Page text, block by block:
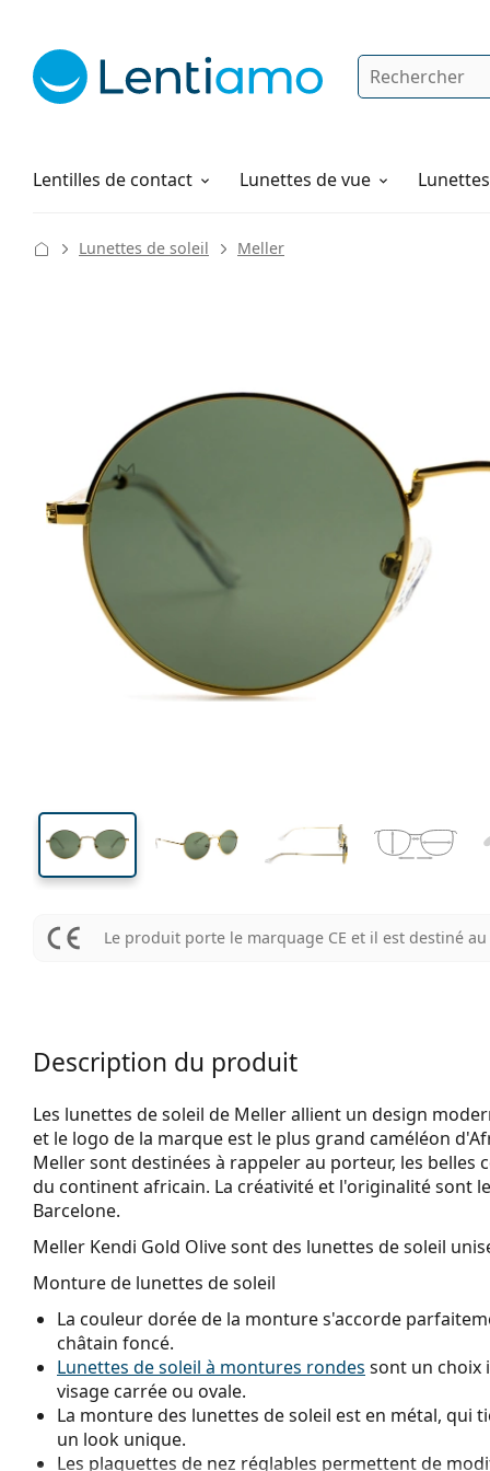
Rechercher
Lentilles de contact
Solutions Lunettes de vue
Comment commander
Lunettes de soleil Meller
Largeur des verres
43 mm
Largeur des verres
46 mm
Largeur des verres
des verres
Le produit porte le marquage CE et il est destiné
Description du produit
Les lunettes de soleil de Meller allient un design
et le logo de la marque est le plus grand caméléon
Meller sont destinées à rappeler au porteur, les belles
du continent africain. La créativité et l'originalité sont
Barcelone.
Meller Kendi Gold Olivesont des lunettes de soleil
Monture de lunettes de soleil
La couleur dorée de la monture s'accorde
châtain foncé.
Lunettes de soleil à montures rondes sont un choix
visage carrée ou ovale.
La monture des lunettes de soleil est en métal,
un look unique.
Les plaquettes de nez réglables permettent de